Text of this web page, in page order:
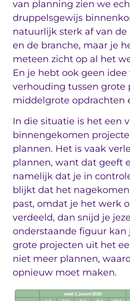
van planning zien we
druppelsgewijs
natuurlijk sterk af van
en de branche, maar je
meteen zicht op al het
En je hebt ook geen idee
verhouding tussen grote
middelgrote opdrachten
In die situatie is het een
binnengekomen
plannen. Het is vaak
plannen, want dat geeft
namelijk dat je in
blijkt dat het
past, omdat je het werk
verdeeld, dan snijd je
onderstaande figuur kan
grote projecten uit het
niet meer plannen,
opnieuw moet maken.